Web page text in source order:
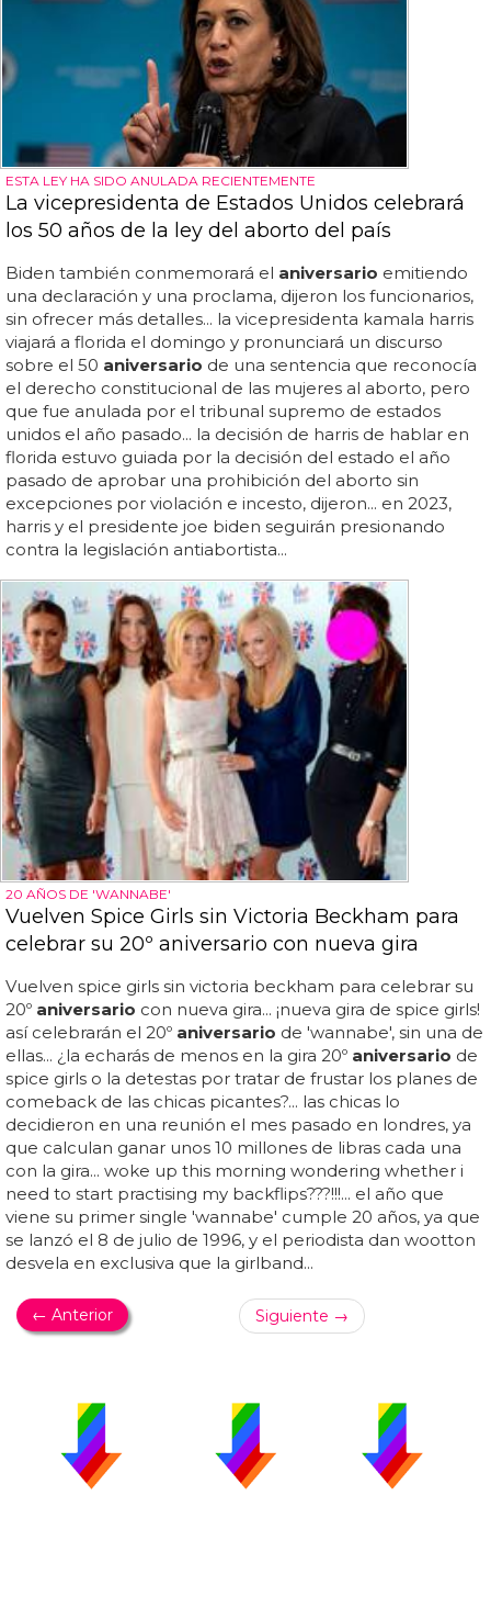
ESTA LEY HA SIDO ANULADA RECIENTEMENTE
La vicepresidenta de Estados Unidos celebrará
los 50 años de la ley del aborto del país
Biden también conmemorará el aniversario emitiendo
una declaración y una proclama, dijeron los funcionarios,
sin ofrecer más detalles... la vicepresidenta kamala harris
viajará a florida el domingo y pronunciará un discurso
sobre el 50 aniversario de una sentencia que reconocía
el derecho constitucional de las mujeres al aborto, pero
que fue anulada por el tribunal supremo de estados
unidos el año pasado... la decisión de harris de hablar en
florida estuvo guiada por la decisión del estado el año
pasado de aprobar una prohibición del aborto sin
excepciones por violación e incesto, dijeron... en 2023,
harris y el presidente joe biden seguirán presionando
contra la legislación antiabortista...
20 AÑOS DE 'WANNABE'
Vuelven Spice Girls sin Victoria Beckham para
celebrar su 20º aniversario con nueva gira
Vuelven spice girls sin victoria beckham para celebrar su
20º aniversario con nueva gira... ¡nueva gira de spice girls!
así celebrarán el 20º aniversario de 'wannabe', sin una de
ellas... ¿la echarás de menos en la gira 20º aniversario de
spice girls o la detestas por tratar de frustar los planes de
comeback de las chicas picantes?... las chicas lo
decidieron en una reunión el mes pasado en londres, ya
que calculan ganar unos 10 millones de libras cada una
con la gira... woke up this morning wondering whether i
need to start practising my backflips???!!!... el año que
viene su primer single 'wannabe' cumple 20 años, ya que
se lanzó el 8 de julio de 1996, y el periodista dan wootton
desvela en exclusiva que la girlband...
← Anterior Siguiente →